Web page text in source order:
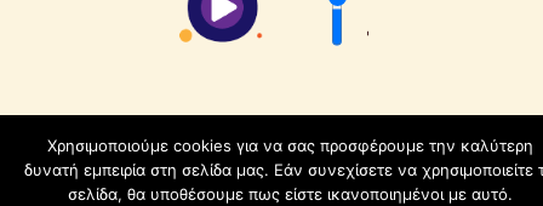
'
schoolpress.sch.gr
Χρησιμοποιούμε cookies για να σας προσφέρουμε την καλύτερη
δυνατή εμπειρία στη σελίδα μας. Εάν συνεχίσετε να χρησιμοποιείτε
σελίδα, θα υποθέσουμε πως είστε ικανοποιημένοι με αυτό.